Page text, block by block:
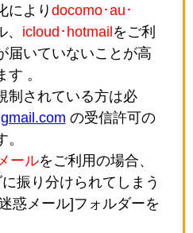
により docomo･au･
icloud･hotmail をご利
届いていないことが高
。
制されている方は必
の受信許可の
ールをご利用の場合、
振り分けられてしまう
惑メール]フォルダーを